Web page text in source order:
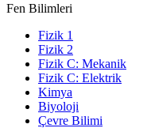
Fen Bilimleri
Fizik 1
Fizik 2
Fizik C: Mekanik
Fizik C: Elektrik
Kimya
Biyoloji
Çevre Bilimi